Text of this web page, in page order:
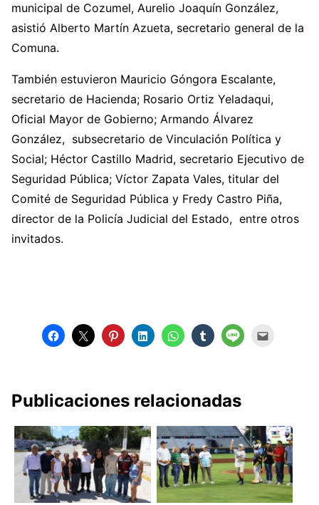
municipal de Cozumel, Aurelio Joaquín González,
asistió Alberto Martín Azueta, secretario general de la
Comuna.
También estuvieron Mauricio Góngora Escalante,
secretario de Hacienda; Rosario Ortiz Yeladaqui,
Oficial Mayor de Gobierno; Armando Álvarez
González, subsecretario de Vinculación Política y
Social; Héctor Castillo Madrid, secretario Ejecutivo de
Seguridad Pública; Víctor Zapata Vales, titular del
Comité de Seguridad Pública y Fredy Castro Piña,
director de la Policía Judicial del Estado, entre otros
invitados.
Publicaciones relacionadas